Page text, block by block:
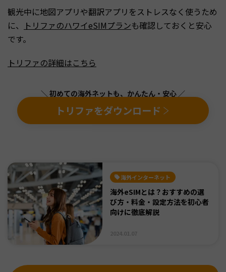
観光中に地図アプリや翻訳アプリをストレスなく使うため
に、
トリファのハワイeSIMプランも確認しておくと安心
です。
トリファの詳細はこちら
＼ 初めての海外ネットも、かんたん・安心 ／
トリファをダウンロード
海外インターネット
海外eSIMとは？おすすめの選
び方・料金・設定方法を初心者
向けに徹底解説